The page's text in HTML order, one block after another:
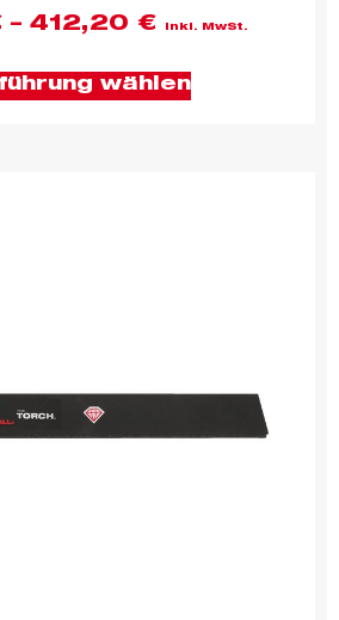
– 412,20 € inkl. MwSt.
wählen